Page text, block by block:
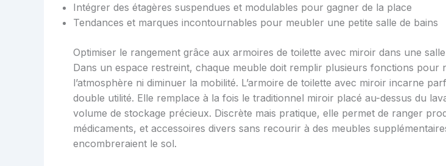
Intégrer des étagères suspendues et modulables pour gagner de la place
Tendances et marques incontournables pour meubler une petite salle de bains
Optimiser le rangement grâce aux armoires de toilette avec miroir dans une salle
Dans un espace restreint, chaque meuble doit remplir plusieurs fonctions pour
l’atmosphère ni diminuer la mobilité. L’armoire de toilette avec miroir incarne
double utilité. Elle remplace à la fois le traditionnel miroir placé au-dessus du
volume de stockage précieux. Discrète mais pratique, elle permet de ranger
médicaments, et accessoires divers sans recourir à des meubles
encombreraient le sol.